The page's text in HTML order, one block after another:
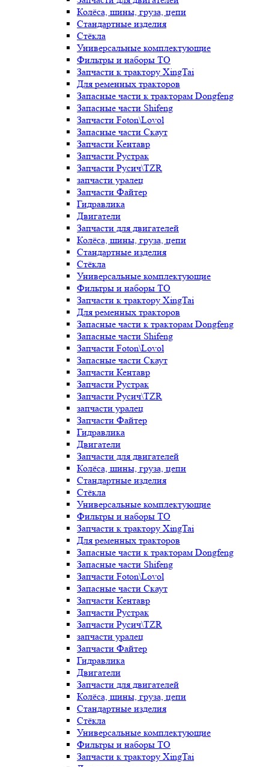
Колёса, шины, груза, цепи
Стандартные изделия
Стёкла
Универсальные комплектующие
Фильтры и наборы ТО
Запчасти к трактору XingTai
Для ременных тракторов
Запасные части к тракторам Dongfeng
Запасные части Shifeng
Запчасти Foton\Lovol
Запасные части Скаут
Запчасти Кентавр
Запчасти Рустрак
Запчасти Русич\TZR
запчасти уралец
Запчасти Файтер
Гидравлика
Двигатели
Запчасти для двигателей
Колёса, шины, груза, цепи
Стандартные изделия
Стёкла
Универсальные комплектующие
Фильтры и наборы ТО
Запчасти к трактору XingTai
Для ременных тракторов
Запасные части к тракторам Dongfeng
Запасные части Shifeng
Запчасти Foton\Lovol
Запасные части Скаут
Запчасти Кентавр
Запчасти Рустрак
Запчасти Русич\TZR
запчасти уралец
Запчасти Файтер
Гидравлика
Двигатели
Запчасти для двигателей
Колёса, шины, груза, цепи
Стандартные изделия
Стёкла
Универсальные комплектующие
Фильтры и наборы ТО
Запчасти к трактору XingTai
Для ременных тракторов
Запасные части к тракторам Dongfeng
Запасные части Shifeng
Запчасти Foton\Lovol
Запасные части Скаут
Запчасти Кентавр
Запчасти Рустрак
Запчасти Русич\TZR
запчасти уралец
Запчасти Файтер
Гидравлика
Двигатели
Запчасти для двигателей
Колёса, шины, груза, цепи
Стандартные изделия
Стёкла
Универсальные комплектующие
Фильтры и наборы ТО
Запчасти к трактору XingTai